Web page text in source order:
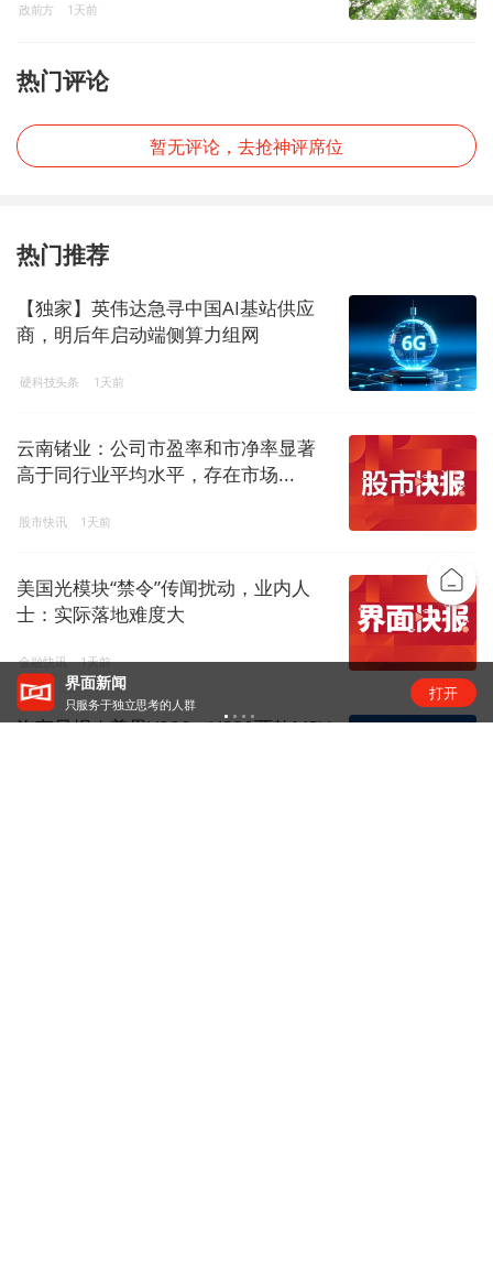
政前方 1天前
热门评论
暂无评论，去抢神评席位
热门推荐
【独家】英伟达急寻中国AI基站供应
商，明后年启动端侧算力组网
硬科技头条 1天前
云南锗业：公司市盈率和市净率显著
高于同行业平均水平，存在市场...
股市快讯 1天前
美国光模块“禁令”传闻扰动，业内人
士：实际落地难度大
金融快讯 1天前
汽车早报｜尊界V800、V680两款MPV
界面新闻
只服务于独立思考的人群
打开